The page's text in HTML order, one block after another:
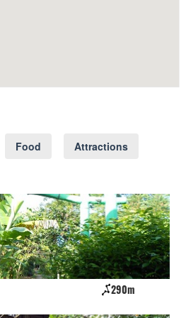
Food
Attractions
290m